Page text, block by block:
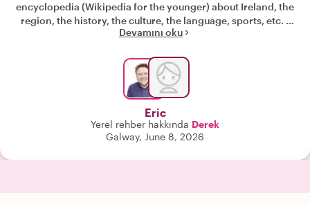
encyclopedia (Wikipedia for the younger) about Ireland, the
region, the history, the culture, the language, sports, etc. -
his knowledge is so impressive! Derek is a splendid, very
will certainly book a tour with him again. Thank you so much
for the unforgettable days, Derek - go raibh míle maith agat!"
Devamını oku
Eric
Yerel rehber hakkında Derek
Galway, June 8, 2026